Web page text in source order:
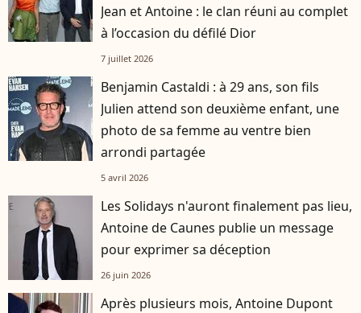
Jean et Antoine : le clan réuni au complet
à l’occasion du défilé Dior
7 juillet 2026
Benjamin Castaldi : à 29 ans, son fils
Julien attend son deuxième enfant, une
photo de sa femme au ventre bien
arrondi partagée
5 avril 2026
Les Solidays n'auront finalement pas lieu,
Antoine de Caunes publie un message
pour exprimer sa déception
26 juin 2026
Après plusieurs mois, Antoine Dupont